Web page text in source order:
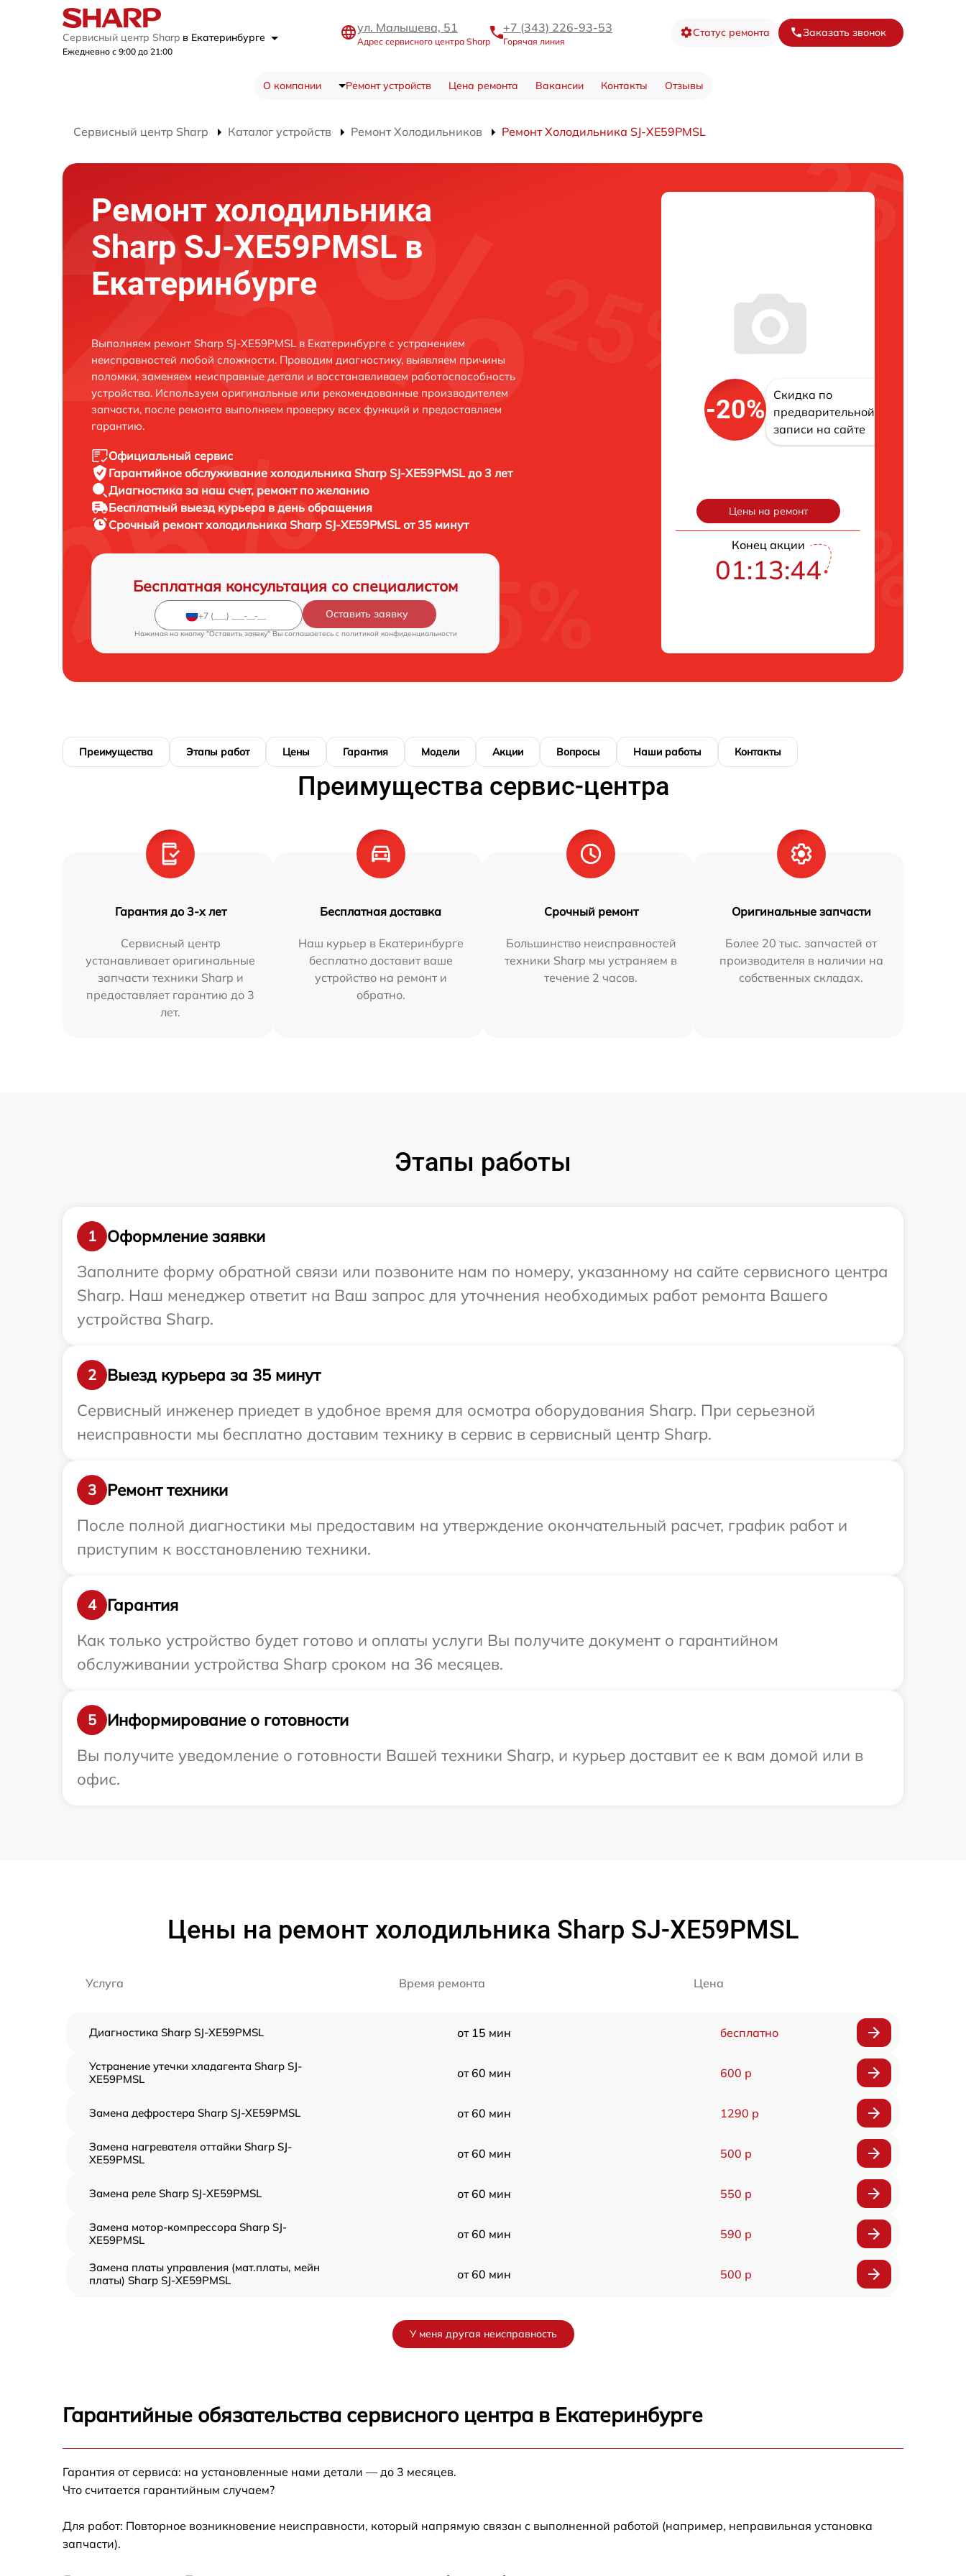
Сервисный центр Sharp в Екатеринбурге
Ежедневно с 9:00 до 21:00
ул. Малышева, 51
Адрес сервисного центра Sharp
+7 (343) 226-93-53
Горячая линия
Статус ремонта Заказать звонок
О компании Ремонт устройств Цена ремонта Вакансии Контакты Отзывы
Сервисный центр Sharp Каталог устройств Ремонт Холодильников Ремонт Холодильника SJ-XE59PMSL
Ремонт холодильника
Sharp SJ-XE59PMSL в
Екатеринбурге
Выполняем ремонт Sharp SJ-XE59PMSL в Екатеринбурге с устранением
неисправностей любой сложности. Проводим диагностику, выявляем причины
поломки, заменяем неисправные детали и восстанавливаем работоспособность
устройства. Используем оригинальные или рекомендованные производителем
запчасти, после ремонта выполняем проверку всех функций и предоставляем
гарантию.
Официальный сервис
Гарантийное обслуживание холодильника Sharp SJ-XE59PMSL до 3 лет
Диагностика за наш счет, ремонт по желанию
Бесплатный выезд курьера в день обращения
Срочный ремонтхолодильника Sharp SJ-XE59PMSL от 35 минут
Бесплатная консультация со специалистом
Оставить заявку
Нажимая на кнопку "Оставить заявку" Вы соглашаетесь c политикой конфиденциальности
-20%
Скидка по
предварительной
записи на сайте
Цены на ремонт
Конец акции
01:13:43
Преимущества Этапы работ Цены Гарантия Модели Акции Вопросы Наши работы Контакты
Преимущества сервис-центра
Гарантия до 3-х лет
Сервисный центр
устанавливает оригинальные
запчасти техники Sharp и
предоставляет гарантию до 3
лет.
Бесплатная доставка
Наш курьер в Екатеринбурге
бесплатно доставит ваше
устройство на ремонт и
обратно.
Срочный ремонт
Большинство неисправностей
техники Sharp мы устраняем в
течение 2 часов.
Оригинальные запчасти
Более 20 тыс. запчастей от
производителя в наличии на
собственных складах.
Этапы работы
1
Оформление заявки
Заполните форму обратной связи или позвоните нам по номеру, указанному на сайте сервисного центра
Sharp. Наш менеджер ответит на Ваш запрос для уточнения необходимых работ ремонта Вашего
устройства Sharp.
2
Выезд курьера за 35 минут
Сервисный инженер приедет в удобное время для осмотра оборудования Sharp. При серьезной
неисправности мы бесплатно доставим технику в сервис в сервисный центр Sharp.
3
Ремонт техники
После полной диагностики мы предоставим на утверждение окончательный расчет, график работ и
приступим к восстановлению техники.
4
Гарантия
Как только устройство будет готово и оплаты услуги Вы получите документ о гарантийном
обслуживании устройства Sharp сроком на 36 месяцев.
5
Информирование о готовности
Вы получите уведомление о готовности Вашей техники Sharp, и курьер доставит ее к вам домой или в
офис.
Цены на ремонт холодильника Sharp SJ-XE59PMSL
Услуга Время ремонта Цена
Диагностика Sharp SJ-XE59PMSL от 15 мин бесплатно
Устранение утечки хладагента Sharp SJ-
XE59PMSL
от 60 мин 600 р
Замена дефростера Sharp SJ-XE59PMSL от 60 мин 1290 р
Замена нагревателя оттайки Sharp SJ-
XE59PMSL
от 60 мин 500 р
Замена реле Sharp SJ-XE59PMSL от 60 мин 550 р
Замена мотор-компрессора Sharp SJ-
XE59PMSL
от 60 мин 590 р
Замена платы управления (мат.платы, мейн
платы) Sharp SJ-XE59PMSL
от 60 мин 500 р
Замена электросхемы Sharp SJ-XE59PMSL
Устранение засора трубопровода Sharp SJ-
У меня другая неисправность
Гарантийные обязательства сервисного центра в Екатеринбурге
Гарантия от сервиса: на установленные нами детали — до 3 месяцев.
Что считается гарантийным случаем?
Для работ: Повторное возникновение неисправности, который напрямую связан с выполненной работой (например, неправильная установка
запчасти).